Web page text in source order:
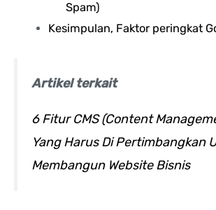
Spam)
Kesimpulan, Faktor peringkat
Artikel terkait
6 Fitur CMS (Content
Yang Harus Di Pertimbangkan
Membangun Website Bisnis